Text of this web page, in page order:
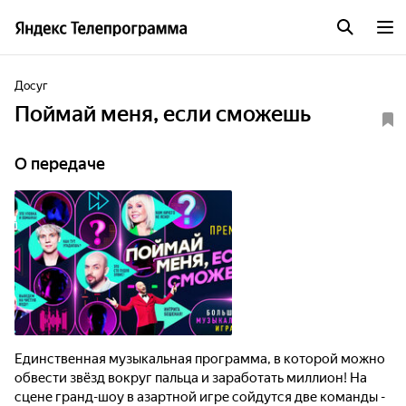
Досуг
Поймай меня, если сможешь
О передаче
Единственная музыкальная программа, в которой можно
обвести звёзд вокруг пальца и заработать миллион! На
сцене гранд-шоу в азартной игре сойдутся две команды -